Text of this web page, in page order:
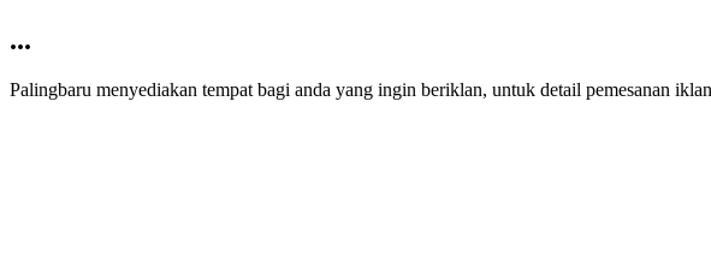
...
Palingbaru menyediakan tempat bagi anda yang ingin beriklan, untuk detail pemesanan